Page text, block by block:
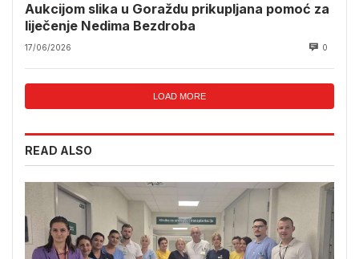
Aukcijom slika u Goraždu prikupljana pomoć za
liječenje Nedima Bezdroba
17/06/2026 0
LOAD MORE
READ ALSO